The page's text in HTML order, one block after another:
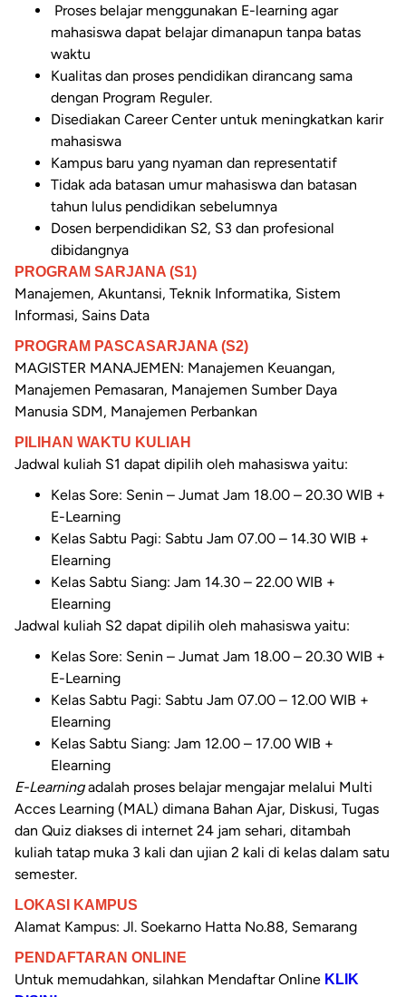
Proses belajar menggunakan E-learning agar
mahasiswa dapat belajar dimanapun tanpa batas
waktu
Kualitas dan proses pendidikan dirancang sama
dengan Program Reguler.
Disediakan Career Center untuk meningkatkan karir
mahasiswa
Kampus baru yang nyaman dan representatif
Tidak ada batasan umur mahasiswa dan batasan
tahun lulus pendidikan sebelumnya
Dosen berpendidikan S2, S3 dan profesional
dibidangnya
PROGRAM SARJANA (S1)
Manajemen, Akuntansi, Teknik Informatika, Sistem
Informasi, Sains Data
PROGRAM PASCASARJANA (S2)
MAGISTER MANAJEMEN: Manajemen Keuangan,
Manajemen Pemasaran, Manajemen Sumber Daya
Manusia SDM, Manajemen Perbankan
PILIHAN WAKTU KULIAH
Jadwal kuliah S1 dapat dipilih oleh mahasiswa yaitu:
Kelas Sore: Senin – Jumat Jam 18.00 – 20.30 WIB +
E-Learning
Kelas Sabtu Pagi: Sabtu Jam 07.00 – 14.30 WIB +
Elearning
Kelas Sabtu Siang: Jam 14.30 – 22.00 WIB +
Elearning
Jadwal kuliah S2 dapat dipilih oleh mahasiswa yaitu:
Kelas Sore: Senin – Jumat Jam 18.00 – 20.30 WIB +
E-Learning
Kelas Sabtu Pagi: Sabtu Jam 07.00 – 12.00 WIB +
Elearning
Kelas Sabtu Siang: Jam 12.00 – 17.00 WIB +
Elearning
E-Learningadalah proses belajar mengajar melalui Multi
Acces Learning (MAL) dimana Bahan Ajar, Diskusi, Tugas
dan Quiz diakses di internet 24 jam sehari, ditambah
kuliah tatap muka 3 kali dan ujian 2 kali di kelas dalam satu
semester.
LOKASI KAMPUS
Alamat Kampus: Jl. Soekarno Hatta No.88, Semarang
PENDAFTARAN ONLINE
Untuk memudahkan, silahkan Mendaftar Online KLIK